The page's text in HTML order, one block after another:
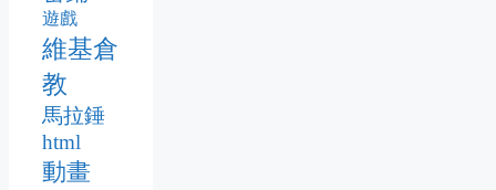
遊戲
維基倉
教
馬拉錘
html
動畫